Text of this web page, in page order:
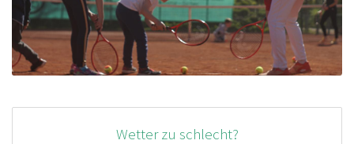
Wetter zu schlecht?